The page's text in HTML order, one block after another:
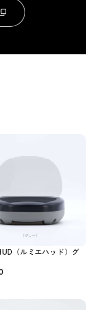
（ルミエハッド）グ